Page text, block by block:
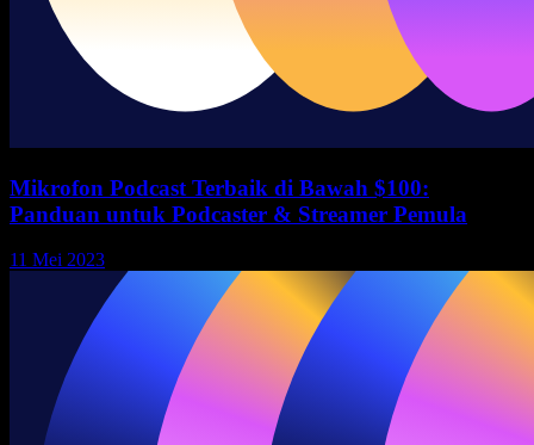
Mikrofon Podcast Terbaik di Bawah $100:
Panduan untuk Podcaster & Streamer Pemula
11 Mei 2023